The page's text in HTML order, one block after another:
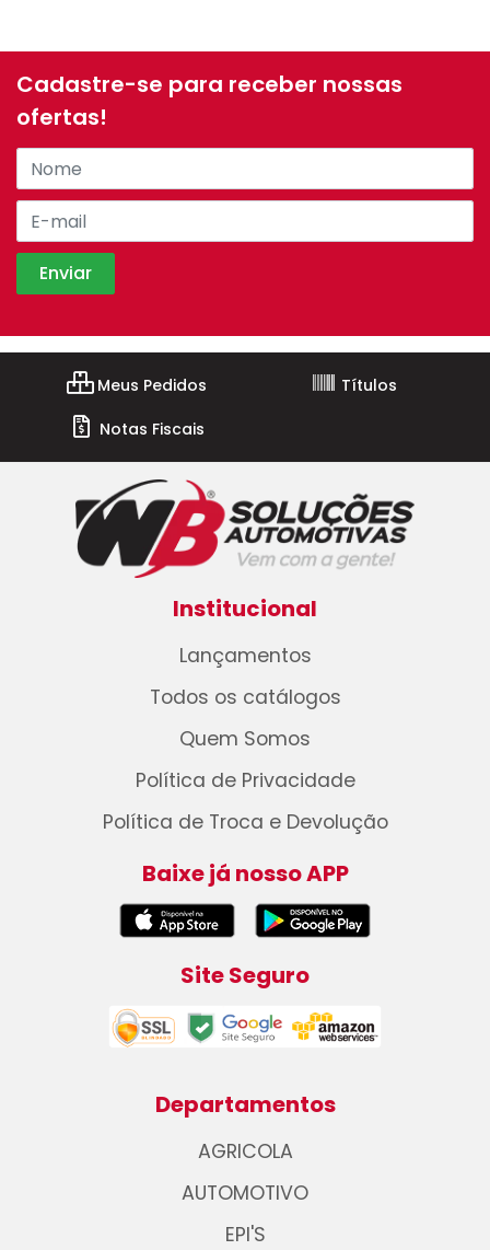
Cadastre-se para receber nossas
ofertas!
Meus Pedidos
Títulos
Notas Fiscais
Institucional
Lançamentos
Todos os catálogos
Quem Somos
Política de Privacidade
Política de Troca e Devolução
Baixe já nosso APP
Site Seguro
Departamentos
AGRICOLA
AUTOMOTIVO
EPI'S